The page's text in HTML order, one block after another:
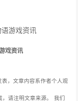
戏资讯
表，文章内容系作者个人观
请注明文章来源。 我们